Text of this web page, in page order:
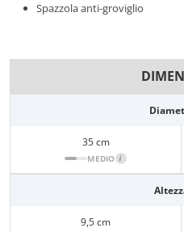
Spazzola anti-groviglio
35 cm
MEDIO i
9,5 cm